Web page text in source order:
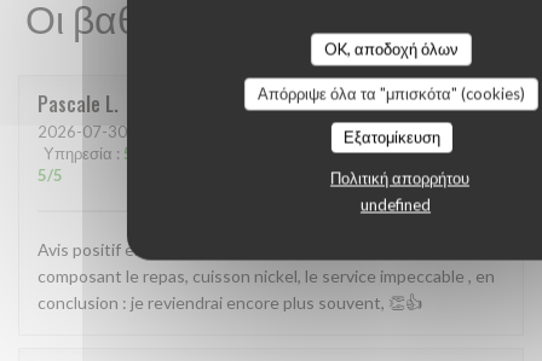
OK, αποδοχή όλων
Απόρριψε όλα τα "μπισκότα" (cookies)
Εξατομίκευση
Πολιτική απορρήτου
undefined
Οι βαθμολογίες πελατών μας
Pascale L
2026-07-30
Υπηρεσία : 5 :5/5 Ποιότητα / Τιμή
5/5
Avis positif en tout point. Accueil, qualité des mets
composant le repas, cuisson nickel, le service impeccable , en
conclusion : je reviendrai encore plus souvent, 👏👍